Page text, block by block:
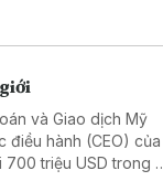
và Giao dịch Mỹ
điều hành (CEO) của
triệu USD trong 3